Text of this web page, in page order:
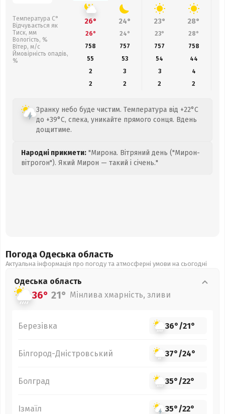
Температура С°
Відчувається як
Тиск, мм
Вологість, %
Вітер, м/с
Ймовірність опадів,
%
26° 24° 23° 28°
26° 24° 23° 28°
758
757 757 758
55
53 54 44
2
3 3
4
2
2 2 2
Зранку небо буде чистим. Температура від +22°C
до +39°C, спека, уникайте прямого сонця. Вдень
дощитиме.
Народні прикмети: "Мирона. Вітряний день ("Мирон-
вітрогон"). Який Мирон — такий і січень."
Погода Одеська область
Актуальна інформація про погоду та атмосферні умови на сьогодні
Одеська область
36° 21° Мінлива хмарність, зливи
Березівка 36°/21°
Білгород-Дністровський 37°/24°
Болград 35°/22°
Ізмаїл 35°/22°